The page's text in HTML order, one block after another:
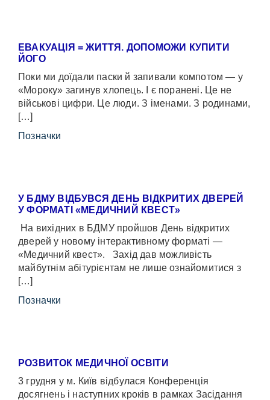
ЕВАКУАЦІЯ = ЖИТТЯ. ДОПОМОЖИ КУПИТИ
ЙОГО
Поки ми доїдали паски й запивали компотом — у
«Мороку» загинув хлопець. І є поранені. Це не
військові цифри. Це люди. З іменами. З родинами,
[…]
Позначки
У БДМУ ВІДБУВСЯ ДЕНЬ ВІДКРИТИХ ДВЕРЕЙ
У ФОРМАТІ «МЕДИЧНИЙ КВЕСТ»
На вихідних в БДМУ пройшов День відкритих
дверей у новому інтерактивному форматі —
«Медичний квест». Захід дав можливість
майбутнім абітурієнтам не лише ознайомитися з
[…]
Позначки
РОЗВИТОК МЕДИЧНОЇ ОСВІТИ
3 грудня у м. Київ відбулася Конференція
досягнень і наступних кроків в рамках Засідання